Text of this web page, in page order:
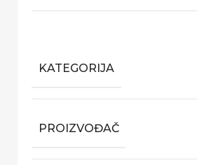
KATEGORIJA
PROIZVOĐAČ